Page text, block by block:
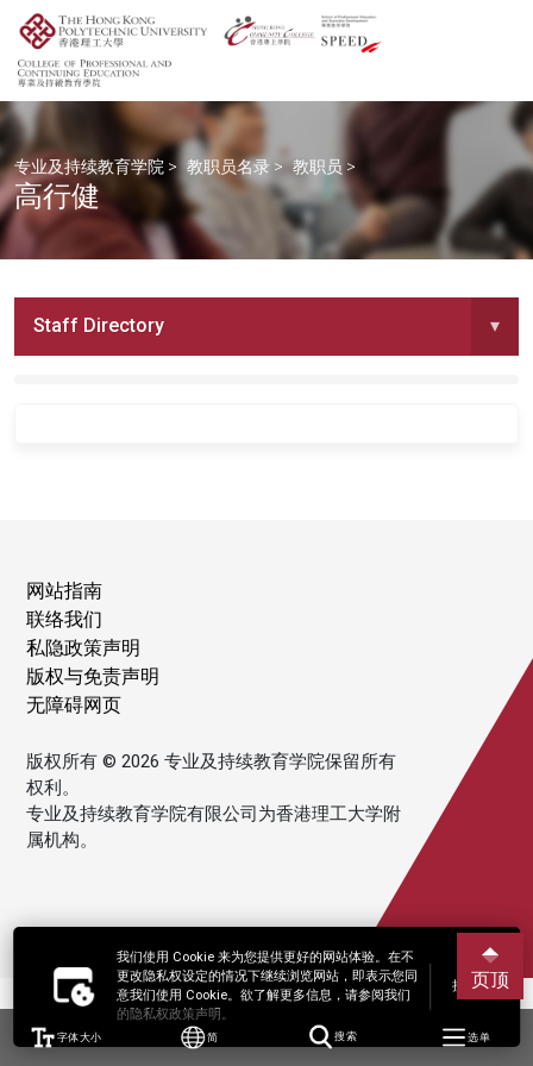
我们使用 Cookie 来为您提供更好的网站体验。在不
更改隐私权设定的情况下继续浏览网站，即表示您同
意我们使用 Cookie。欲了解更多信息，请参阅我们
的隐私权政策声明。
接受
字体大小 简 搜索 选单
专业及持续教育学院 > 教职员名录 > 教职员 >
高行健
Staff Directory ▾
网站指南
联络我们
私隐政策声明
版权与免责声明
无障碍网页
版权所有 © 2026 专业及持续教育学院保留所有
权利。
专业及持续教育学院有限公司为香港理工大学附
属机构。
页顶